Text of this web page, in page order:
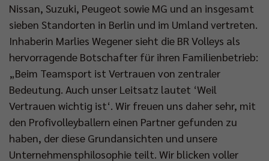
Nissan, Suzuki, Peugeot sowie MG und an insgesamt
sieben Standorten in Berlin und im Umland vertreten.
Inhaberin Marlies Wegener sieht die BR Volleys als
hervorragende Botschafter für ihren Familienbetrieb:
„Beim Teamsport ist Vertrauen von zentraler
Bedeutung. Auch unser Leitsatz lautet ‘Weil
Vertrauen wichtig ist‘. Wir freuen uns daher sehr, mit
den Profivolleyballern einen Partner gefunden zu
haben, der diese Grundansichten und unsere
Unternehmensphilosophie teilt. Wir blicken voller